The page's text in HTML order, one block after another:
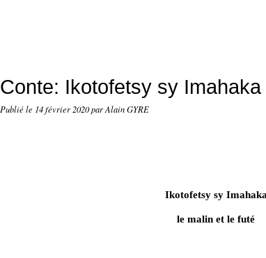
Conte: Ikotofetsy sy
Publié le 14 février 2020par Alain GYRE
Ikotofetsy sy
le malin et le futé